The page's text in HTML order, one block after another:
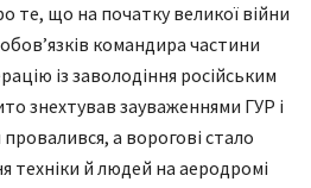
те, що на початку великої війни
командира частини
із заволодіння російським
знехтував зауваженнями ГУР і
а ворогові стало
техніки й людей на аеродромі